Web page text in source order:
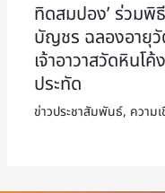
ทิดสมปอง’ ร่วมพิ
บัญชร ฉลองอายุ
เจ้าอาวาสวัดหินโ
ประทัด
ข่าวประชาสัมพันธ์, ความ